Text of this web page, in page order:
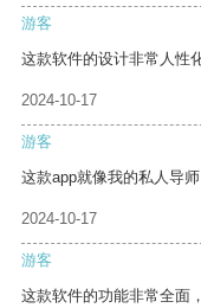
游客
这款软件的设计非常人性
2024-10-17
游客
这款app就像我的私人导
2024-10-17
游客
这款软件的功能非常全面